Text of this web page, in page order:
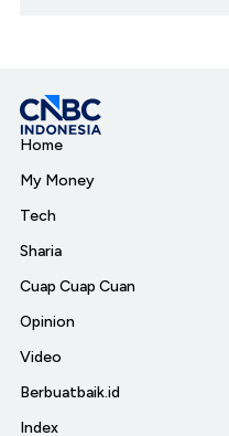
Home
My Money
Tech
Sharia
Cuap Cuap Cuan
Opinion
Video
Berbuatbaik.id
Index